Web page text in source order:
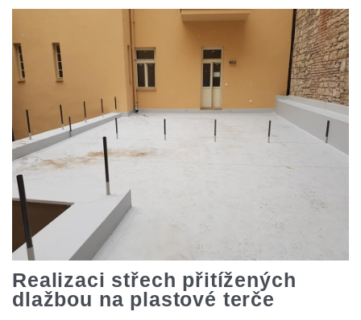
Realizaci střech přitížených
dlažbou na plastové terče